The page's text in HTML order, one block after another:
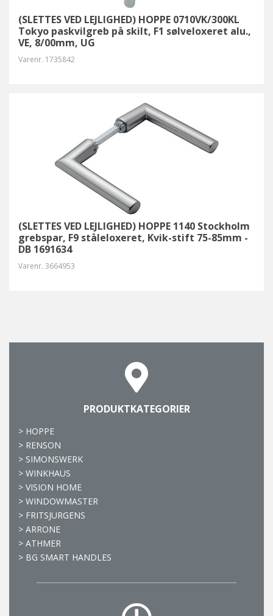
(SLETTES VED LEJLIGHED) HOPPE 0710VK/300KL
Tokyo paskvilgreb på skilt, F1 sølveloxeret alu.,
VE, 8/00mm, UG
Varenr. 1735842
(SLETTES VED LEJLIGHED) HOPPE 1140 Stockholm
grebspar, F9 ståleloxeret, Kvik-stift 75-85mm -
DB 1691634
Varenr. 3664953
PRODUKTKATEGORIER
> HOPPE
> RENSON
> SIMONSWERK
> WINKHAUS
> VISION HOME
> WINDOWMASTER
> FRITSJURGENS
> ARRONE
> ATHMER
> BG SMART HANDLES